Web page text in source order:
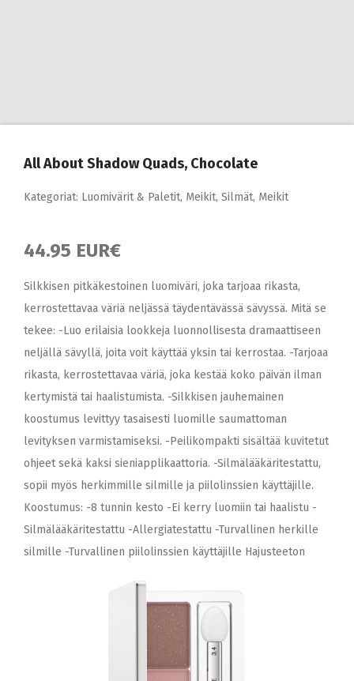
All About Shadow Quads, Chocolate
Kategoriat: Luomivärit & Paletit, Meikit, Silmät, Meikit
44.95 EUR€
Silkkisen pitkäkestoinen luomiväri, joka tarjoaa rikasta,
kerrostettavaa väriä neljässä täydentävässä sävyssä. Mitä se
tekee: -Luo erilaisia lookkeja luonnollisesta dramaattiseen
neljällä sävyllä, joita voit käyttää yksin tai kerrostaa. -Tarjoaa
rikasta, kerrostettavaa väriä, joka kestää koko päivän ilman
kertymistä tai haalistumista. -Silkkisen jauhemainen
koostumus levittyy tasaisesti luomille saumattoman
levityksen varmistamiseksi. -Peilikompakti sisältää kuvitetut
ohjeet sekä kaksi sieniapplikaattoria. -Silmälääkäritestattu,
sopii myös herkimmille silmille ja piilolinssien käyttäjille.
Koostumus: -8 tunnin kesto -Ei kerry luomiin tai haalistu -
Silmälääkäritestattu -Allergiatestattu -Turvallinen herkille
silmille -Turvallinen piilolinssien käyttäjille Hajusteeton